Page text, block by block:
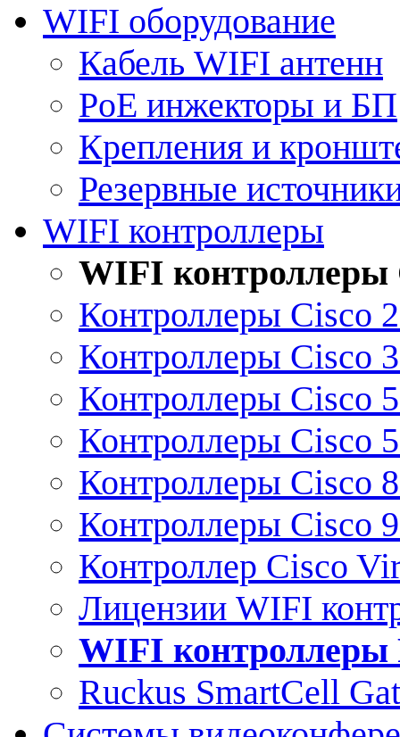
WIFI оборудование
Кабель WIFI антенн
PoE инжекторы и БП
Крепления и
Резервные
WIFI контроллеры
WIFI контроллеры
Контроллеры Cisco
Контроллеры Cisco
Контроллеры Cisco
Контроллеры Cisco
Контроллеры Cisco
Контроллеры Cisco
Контроллер Cisco
Лицензии WIFI
WIFI контроллеры
Ruckus SmartCell